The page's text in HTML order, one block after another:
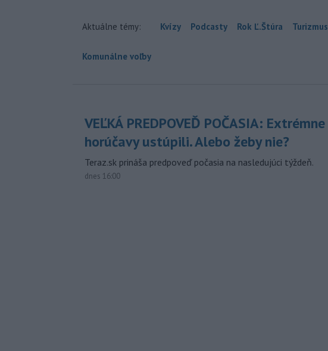
Aktuálne témy: Kvízy Podcasty Rok Ľ.Štúra Turizmus
Komunálne voľby
VEĽKÁ PREDPOVEĎ POČASIA: Extrémne
horúčavy ustúpili. Alebo žeby nie?
Teraz.sk prináša predpoveď počasia na nasledujúci týždeň.
dnes 16:00